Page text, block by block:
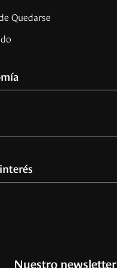
Quedarse
Nuestro newsletter